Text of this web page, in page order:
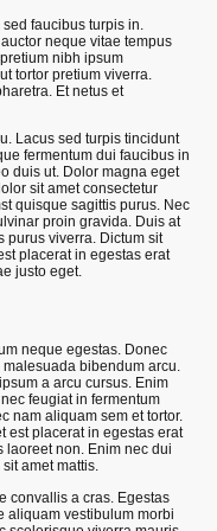
faucibus turpis in.
neque vitae tempus
nibh ipsum
tortor pretium viverra.
Et netus et
Lacus sed turpis tincidunt
fermentum dui faucibus in
duis ut. Dolor magna eget
sit amet consectetur
quisque sagittis purus. Nec
proin gravida. Duis at
purus viverra. Dictum sit
placerat in egestas erat
justo eget.
neque egestas. Donec
bibendum arcu.
a arcu cursus. Enim
feugiat in fermentum
nam aliquam sem et tortor.
est placerat in egestas erat
laoreet non. Enim nec dui
amet mattis.
convallis a cras. Egestas
aliquam vestibulum morbi